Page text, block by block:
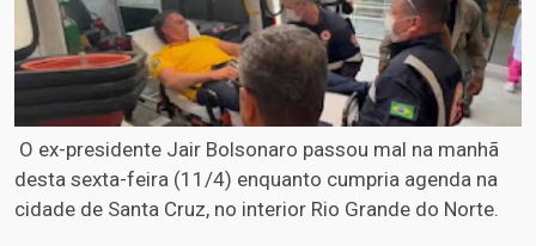
O ex-presidente Jair Bolsonaro passou mal na manhã
desta sexta-feira (11/4) enquanto cumpria agenda na
cidade de Santa Cruz, no interior Rio Grande do Norte.